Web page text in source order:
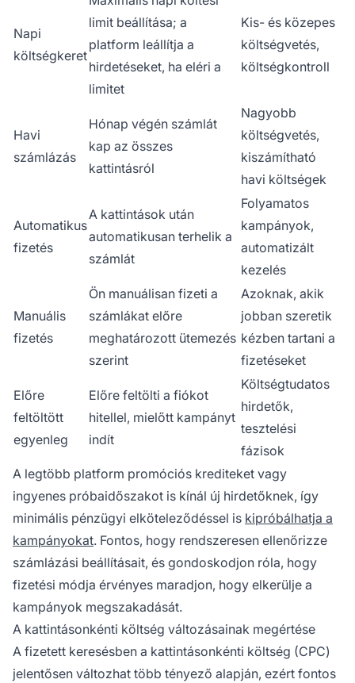
Napi
költségkeret
limit beállítása; a
platform leállítja a
hirdetéseket, ha eléri a
limitet
Kis- és közepes
költségvetés,
költségkontroll
Havi
számlázás
Hónap végén számlát
kap az összes
kattintásról
Nagyobb
költségvetés,
kiszámítható
havi költségek
Automatikus
fizetés
A kattintások után
automatikusan terhelik a
számlát
Folyamatos
kampányok,
automatizált
kezelés
Manuális
fizetés
Ön manuálisan fizeti a
számlákat előre
meghatározott ütemezés
szerint
Azoknak, akik
jobban szeretik
kézben tartani a
fizetéseket
Előre
feltöltött
egyenleg
Előre feltölti a fiókot
hitellel, mielőtt kampányt
indít
Költségtudatos
hirdetők,
tesztelési
fázisok
A legtöbb platform promóciós krediteket vagy
ingyenes próbaidőszakot is kínál új hirdetőknek, így
minimális pénzügyi elköteleződéssel is kipróbálhatja a
kampányokat. Fontos, hogy rendszeresen ellenőrizze
számlázási beállításait, és gondoskodjon róla, hogy
fizetési módja érvényes maradjon, hogy elkerülje a
kampányok megszakadását.
A kattintásonkénti költség változásainak megértése
A fizetett keresésben a kattintásonkénti költség (CPC)
jelentősen változhat több tényező alapján, ezért fontos